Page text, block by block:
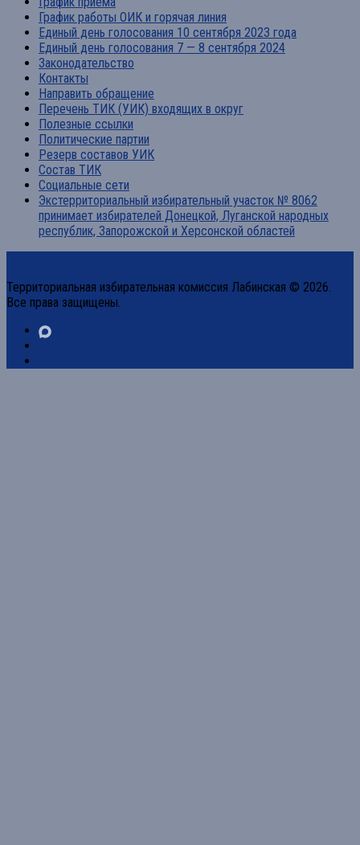
График работы ОИК и горячая линия
Единый день голосования 10 сентября 2023 года
Единый день голосования 7 — 8 сентября 2024
Законодательство
Контакты
Направить обращение
Перечень ТИК (УИК) входящих в округ
Полезные ссылки
Политические партии
Резерв составов УИК
Состав ТИК
Социальные сети
Экстерриториальный избирательный участок № 8062
принимает избирателей Донецкой, Луганской народных
республик, Запорожской и Херсонской областей
Территориальная избирательная комиссия Лабинская © 2026.
Все права защищены.